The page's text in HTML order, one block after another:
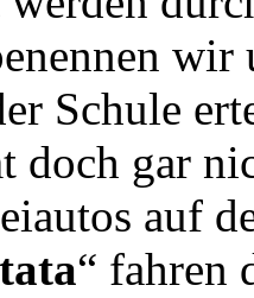
Schule
doch gar
auf
“ fahren